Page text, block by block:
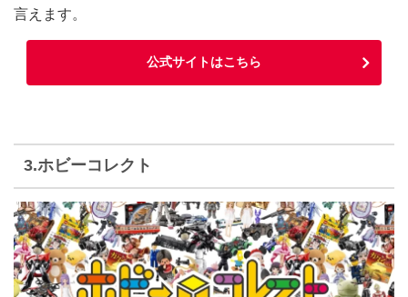
言えます。
公式サイトはこちら
3.ホビーコレクト